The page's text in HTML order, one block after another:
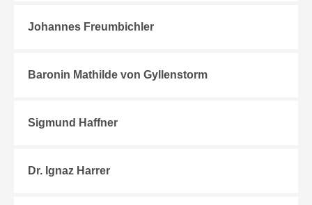
Johannes Freumbichler
Baronin Mathilde von Gyllenstorm
Sigmund Haffner
Dr. Ignaz Harrer